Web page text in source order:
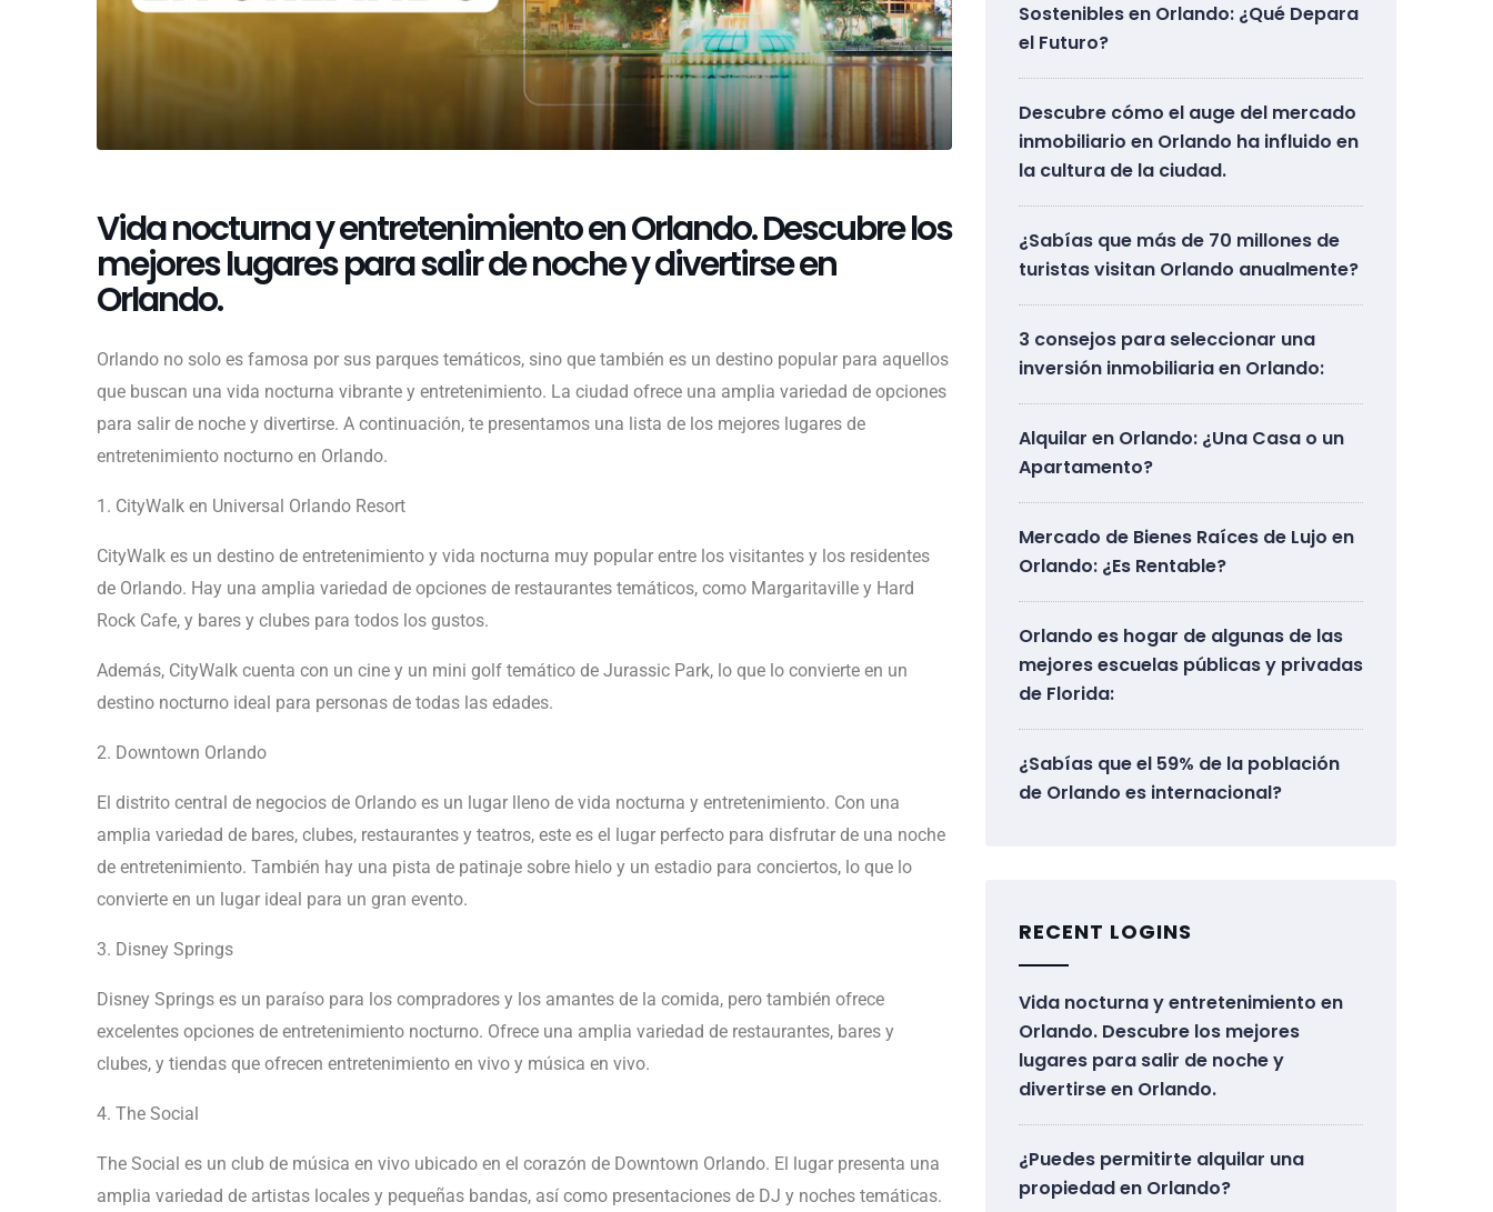
Vida nocturna y entretenimiento en Orlando. Descubre los
mejores lugares para salir de noche y divertirse en
Orlando.
Orlando no solo es famosa por sus parques temáticos, sino que también es un destino popular para aquellos
que buscan una vida nocturna vibrante y entretenimiento. La ciudad ofrece una amplia variedad de opciones
para salir de noche y divertirse. A continuación, te presentamos una lista de los mejores lugares de
entretenimiento nocturno en Orlando.
1. CityWalk en Universal Orlando Resort
CityWalk es un destino de entretenimiento y vida nocturna muy popular entre los visitantes y los residentes
de Orlando. Hay una amplia variedad de opciones de restaurantes temáticos, como Margaritaville y Hard
Rock Cafe, y bares y clubes para todos los gustos.
Además, CityWalk cuenta con un cine y un mini golf temático de Jurassic Park, lo que lo convierte en un
destino nocturno ideal para personas de todas las edades.
2. Downtown Orlando
El distrito central de negocios de Orlando es un lugar lleno de vida nocturna y entretenimiento. Con una
amplia variedad de bares, clubes, restaurantes y teatros, este es el lugar perfecto para disfrutar de una noche
de entretenimiento. También hay una pista de patinaje sobre hielo y un estadio para conciertos, lo que lo
convierte en un lugar ideal para un gran evento.
3. Disney Springs
Disney Springs es un paraíso para los compradores y los amantes de la comida, pero también ofrece
excelentes opciones de entretenimiento nocturno. Ofrece una amplia variedad de restaurantes, bares y
clubes, y tiendas que ofrecen entretenimiento en vivo y música en vivo.
4. The Social
The Social es un club de música en vivo ubicado en el corazón de Downtown Orlando. El lugar presenta una
amplia variedad de artistas locales y pequeñas bandas, así como presentaciones de DJ y noches temáticas.
Sostenibles en Orlando: ¿Qué Depara
el Futuro?
Descubre cómo el auge del mercado
inmobiliario en Orlando ha influido en
la cultura de la ciudad.
¿Sabías que más de 70 millones de
turistas visitan Orlando anualmente?
3 consejos para seleccionar una
inversión inmobiliaria en Orlando:
Alquilar en Orlando: ¿Una Casa o un
Apartamento?
Mercado de Bienes Raíces de Lujo en
Orlando: ¿Es Rentable?
Orlando es hogar de algunas de las
mejores escuelas públicas y privadas
de Florida:
¿Sabías que el 59% de la población
de Orlando es internacional?
RECENT LOGINS
Vida nocturna y entretenimiento en
Orlando. Descubre los mejores
lugares para salir de noche y
divertirse en Orlando.
¿Puedes permitirte alquilar una
propiedad en Orlando?